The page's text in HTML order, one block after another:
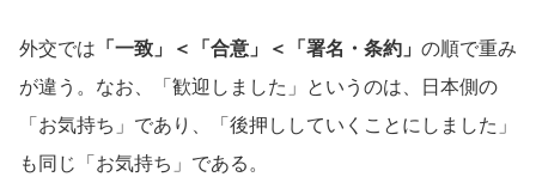
外交では 「一致」＜「合意」＜「署名・条約」 の順で重み
が違う。なお、「歓迎しました」というのは、日本側の
「お気持ち」であり、「後押ししていくことにしました」
も同じ「お気持ち」である。